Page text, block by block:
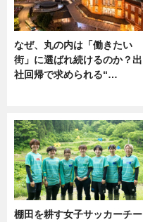
なぜ、丸の内は「働きたい
街」に選ばれ続けるのか？出
社回帰で求められる“…
棚田を耕す女子サッカーチー